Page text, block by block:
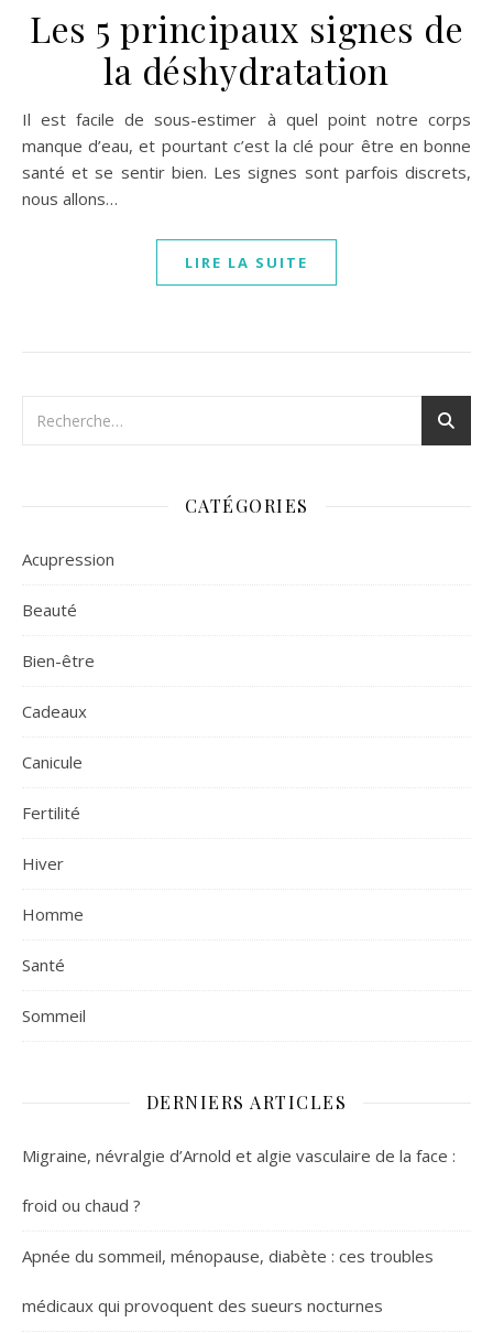
Les 5 principaux signes de
la déshydratation
Il est facile de sous-estimer à quel point notre corps
manque d’eau, et pourtant c’est la clé pour être en bonne
santé et se sentir bien. Les signes sont parfois discrets,
nous allons…
LIRE LA SUITE
CATÉGORIES
Acupression
Beauté
Bien-être
Cadeaux
Canicule
Fertilité
Hiver
Homme
Santé
Sommeil
DERNIERS ARTICLES
Migraine, névralgie d’Arnold et algie vasculaire de la face :
froid ou chaud ?
Apnée du sommeil, ménopause, diabète : ces troubles
médicaux qui provoquent des sueurs nocturnes